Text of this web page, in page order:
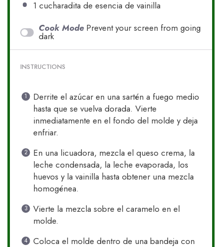
1 cucharadita de esencia de vainilla
Cook Mode Prevent your screen from going
dark
INSTRUCTIONS
Derrite el azúcar en una sartén a fuego medio
hasta que se vuelva dorada. Vierte
inmediatamente en el fondo del molde y deja
enfriar.
En una licuadora, mezcla el queso crema, la
leche condensada, la leche evaporada, los
huevos y la vainilla hasta obtener una mezcla
homogénea.
Vierte la mezcla sobre el caramelo en el
molde.
Coloca el molde dentro de una bandeja con